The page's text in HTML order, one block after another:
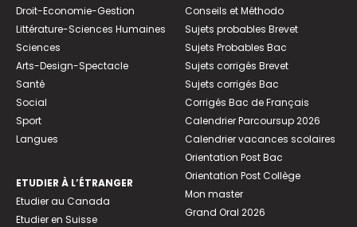
Droit-Economie-Gestion
Littérature-Sciences Humaines
Sciences
Arts-Design-Spectacle
Santé
Social
Sport
Langues
ETUDIER À L’ÉTRANGER
Etudier au Canada
Etudier en Suisse
Conseils et Méthodo
Sujets probables Brevet
Sujets Probables Bac
Sujets corrigés Brevet
Sujets corrigés Bac
Corrigés Bac de Français
Calendrier Parcoursup 2026
Calendrier vacances scolaires
Orientation Post Bac
Orientation Post Collège
Mon master
Grand Oral 2026